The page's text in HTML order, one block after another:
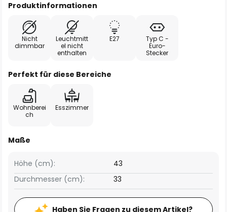
Produktinformationen
Nicht
dimmbar
Leuchtmitt
el nicht
enthalten
E27
Typ C -
Euro-
Stecker
Perfekt für diese Bereiche
Wohnberei
ch
Esszimmer
Maße
Höhe (cm):
43
Durchmesser (cm):
33
Haben Sie Fragen zu diesem Artikel?